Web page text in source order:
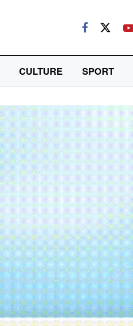
CULTURE SPORT